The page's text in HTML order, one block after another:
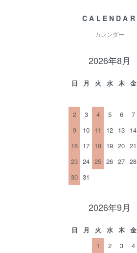
CALENDAR
カレンダー
2026年8月
日 月 火 水 木 金
2
3 4 5 6 7
9
10 11 12 13 14
16 17 18 19 20 21
23 24 25 26 27 28
30 31
2026年9月
日 月 火 水 木 金
1
2 3 4